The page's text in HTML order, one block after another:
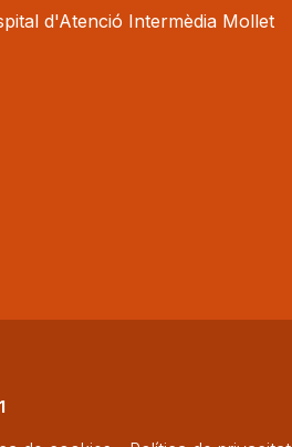
d'Atenció Intermèdia Mollet